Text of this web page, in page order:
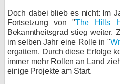
Doch dabei blieb es nicht: Im
Fortsetzung von "The Hills
Bekanntheitsgrad stieg weiter.
im selben Jahr eine Rolle in "
ergattern. Durch diese Erfolge
immer mehr Rollen an Land
einige Projekte am Start.